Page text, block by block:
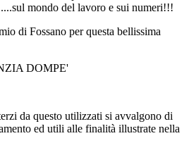
mondo del lavoro e sui numeri!!!
di Fossano per questa bellissima
da questo utilizzati si avvalgono di
ed utili alle finalità illustrate nella